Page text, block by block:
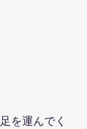
を運んでく